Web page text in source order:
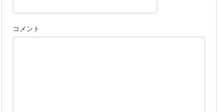
コメント